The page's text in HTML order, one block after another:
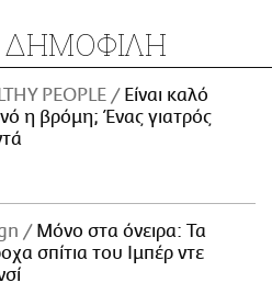
ΔΗΜΟΦΙΛΗ
PEOPLE
Είναι καλό
η βρόμη; Ένας γιατρός
Μόνο στα όνειρα: Τα
σπίτια του Ιμπέρ ντε